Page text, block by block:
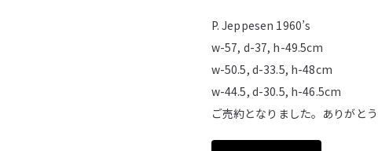
P. Jeppesen 1960’s
w-57, d-37, h-49.5cm
w-50.5, d-33.5, h-48cm
w-44.5, d-30.5, h-46.5cm
ご売約となりました。ありがとう